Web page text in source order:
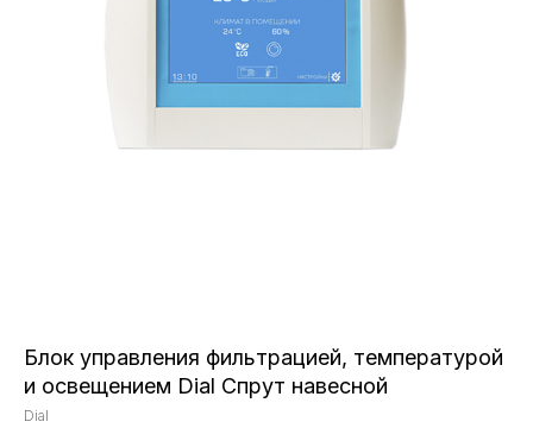
Блок управления фильтрацией, температурой
и освещением Dial Спрут навесной
Dial